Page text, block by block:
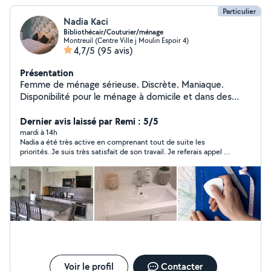
Particulier
Nadia Kaci
Bibliothécair/Couturier/ménage
Montreuil (Centre Ville j Moulin Espoir 4)
4,7/5 (95 avis)
Présentation
Femme de ménage sérieuse. Discrète. Maniaque.
Disponibilité pour le ménage à domicile et dans des
Repassage. Arrangement. Cuisines. couturier (tt type
de retouché )
Dernier avis laissé par Remi : 5/5
mardi à 14h
Nadia a été très active en comprenant tout de suite les
priorités. Je suis très satisfait de son travail. Je referais appel à
Voir le profil Contacter